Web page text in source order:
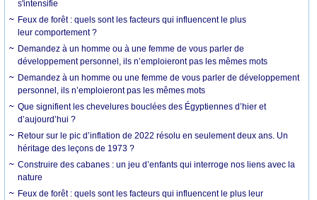
s'intensifie
Feux de forêt : quels sont les facteurs qui influencent le plus
leur comportement ?
Demandez à un homme ou à une femme de vous parler de
développement personnel, ils n’emploieront pas les mêmes mots
Demandez à un homme ou une femme de vous parler de développement
personnel, ils n’emploieront pas les mêmes mots
Que signifient les chevelures bouclées des Égyptiennes d’hier et
d’aujourd’hui ?
Retour sur le pic d’inflation de 2022 résolu en seulement deux ans. Un
héritage des leçons de 1973 ?
Construire des cabanes : un jeu d’enfants qui interroge nos liens avec la
nature
Feux de forêt : quels sont les facteurs qui influencent le plus leur